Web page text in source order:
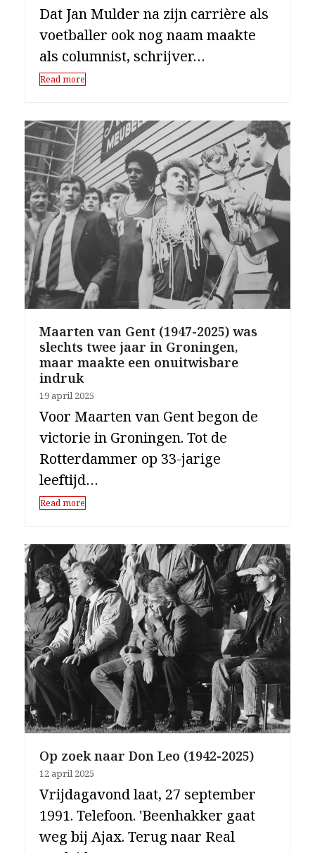
Dat Jan Mulder na zijn carrière als
voetballer ook nog naam maakte
als columnist, schrijver…
Read more
Maarten van Gent (1947-2025) was
slechts twee jaar in Groningen,
maar maakte een onuitwisbare
indruk
19 april 2025
Voor Maarten van Gent begon de
victorie in Groningen. Tot de
Rotterdammer op 33-jarige
leeftijd…
Read more
Op zoek naar Don Leo (1942-2025)
12 april 2025
Vrijdagavond laat, 27 september
1991. Telefoon. 'Beenhakker gaat
weg bij Ajax. Terug naar Real